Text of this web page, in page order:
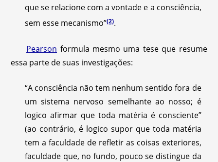
que se relacione com a vontade e a consciência,
sem esse mecanismo”(2).
Pearson formula mesmo uma tese que resume
essa parte de suas investigações:
“A consciência não tem nenhum sentido fora de
um sistema nervoso semelhante ao nosso; é
logico afirmar que toda matéria é consciente”
(ao contrário, é logico supor que toda matéria
tem a faculdade de refletir as coisas exteriores,
faculdade que, no fundo, pouco se distingue da